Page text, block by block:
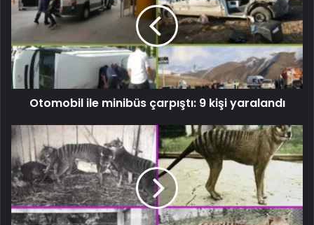
Otomobil ile minibüs çarpıştı: 9 kişi yaralandı